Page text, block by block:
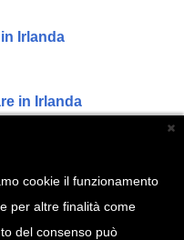
Irlanda
in Irlanda
a Malta
cookie il funzionamento
per altre finalità come
del consenso può